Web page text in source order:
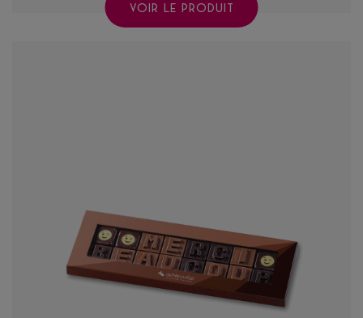
VOIR LE PRODUIT